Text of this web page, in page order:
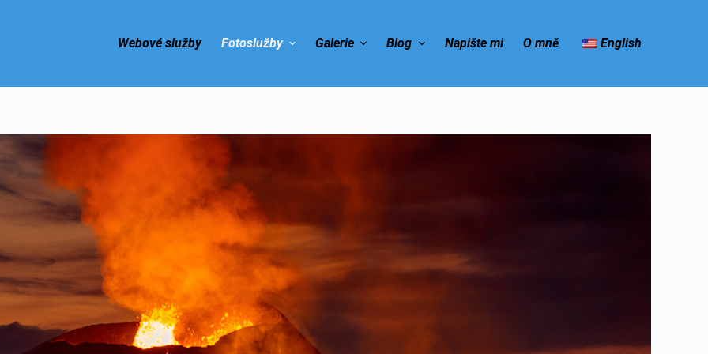
Webové služby Fotoslužby Galerie Blog Napište mi O mně English